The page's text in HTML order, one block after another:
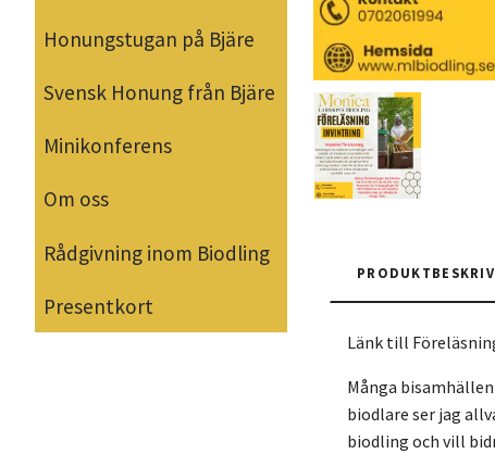
Honungstugan på Bjäre
Svensk Honung från Bjäre
Minikonferens
Om oss
Rådgivning inom Biodling
Presentkort
Länk till
Många
biodlare ser jag
biodling och vill